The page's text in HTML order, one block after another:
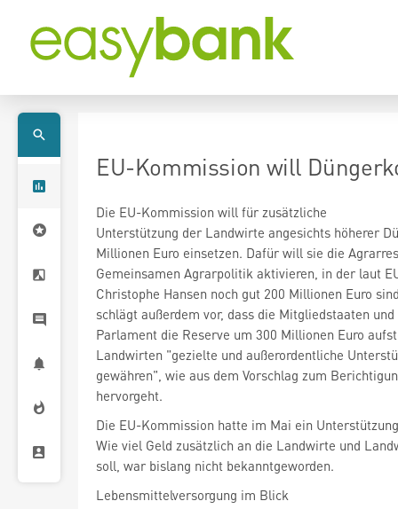
EU-Kommission will
Die EU-Kommission will für zusätzliche
Unterstützung der Landwirte angesichts höherer
Millionen Euro einsetzen. Dafür will sie die
Gemeinsamen Agrarpolitik aktivieren, in der laut
Christophe Hansen noch gut 200 Millionen Euro
schlägt außerdem vor, dass die Mitgliedstaaten
Parlament die Reserve um 300 Millionen Euro
Landwirten "gezielte und außerordentliche
gewähren", wie aus dem Vorschlag zum
hervorgeht.
Die EU-Kommission hatte im Mai ein
Wie viel Geld zusätzlich an die Landwirte und
soll, war bislang nicht bekanntgeworden.
Lebensmittelversorgung im Blick